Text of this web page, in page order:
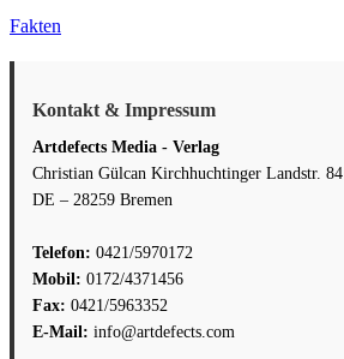
Fakten
Kontakt & Impressum
Artdefects Media - Verlag
Christian Gülcan Kirchhuchtinger Landstr. 84
DE – 28259 Bremen
Telefon: 0421/5970172
Mobil: 0172/4371456
Fax: 0421/5963352
E-Mail: info@artdefects.com